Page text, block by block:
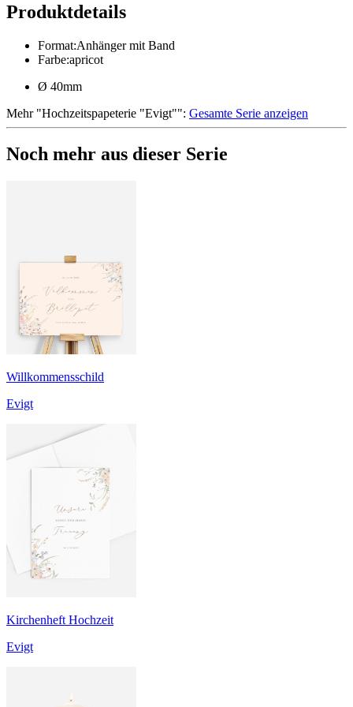
Produktdetails
Format:Anhänger mit Band
Farbe:apricot
Ø 40mm
Mehr"Hochzeitspapeterie "Evigt"": Gesamte Serie anzeigen
Noch mehr aus dieser Serie
Willkommensschild
Evigt
Kirchenheft Hochzeit
Evigt